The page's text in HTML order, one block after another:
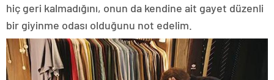
hiç geri kalmadığını, onun da kendine ait gayet düzenli
bir giyinme odası olduğunu not edelim.